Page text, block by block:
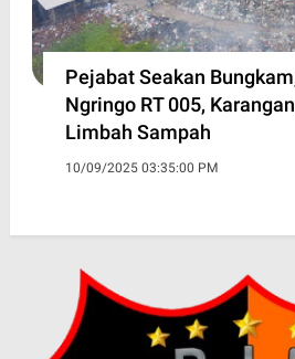
Pejabat Seakan
Ngringo RT 005,
Limbah Sampah
10/09/2025 03:35:00 PM